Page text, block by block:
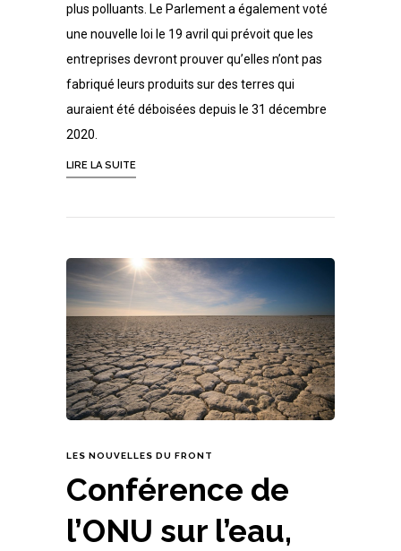
plus polluants. Le Parlement a également voté
une nouvelle loi le 19 avril qui prévoit que les
entreprises devront prouver qu’elles n’ont pas
fabriqué leurs produits sur des terres qui
auraient été déboisées depuis le 31 décembre
2020.
LIRE LA SUITE
LES NOUVELLES DU FRONT
Conférence de
l’ONU sur l’eau,